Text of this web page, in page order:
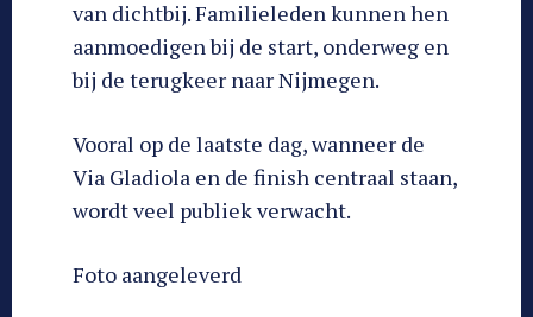
van dichtbij. Familieleden kunnen hen
aanmoedigen bij de start, onderweg en
bij de terugkeer naar Nijmegen.
Vooral op de laatste dag, wanneer de
Via Gladiola en de finish centraal staan,
wordt veel publiek verwacht.
Foto aangeleverd